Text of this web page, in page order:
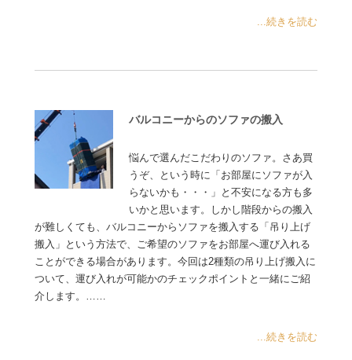
...続きを読む
バルコニーからのソファの搬入
悩んで選んだこだわりのソファ。さあ買
うぞ、という時に「お部屋にソファが入
らないかも・・・」と不安になる方も多
いかと思います。しかし階段からの搬入
が難しくても、バルコニーからソファを搬入する「吊り上げ
搬入」という方法で、ご希望のソファをお部屋へ運び入れる
ことができる場合があります。今回は2種類の吊り上げ搬入に
ついて、運び入れが可能かのチェックポイントと一緒にご紹
介します。……
...続きを読む